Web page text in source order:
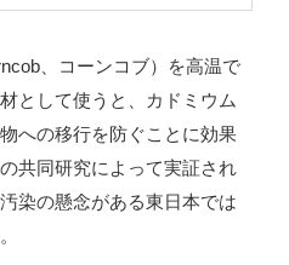
、コーンコブ）を高温で
として使うと、カドミウム
への移行を防ぐことに効果
共同研究によって実証され
染の懸念がある東日本では